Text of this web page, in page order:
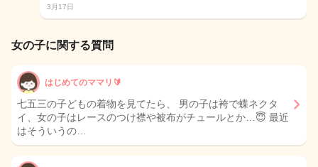
3月17日
女の子に関する質問
はじめてのママリ🔰
七五三の子どもの着物を見てたら、 男の子は袴で蝶ネクタ
イ、女の子はレースのつけ襟や被布がチュールとか…😇 最近
はそういうの…